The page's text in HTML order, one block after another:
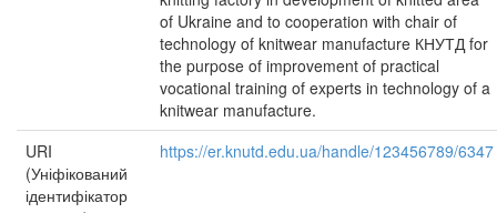
of Ukraine and to cooperation with chair of
technology of knitwear manufacture КНУТД for
the purpose of improvement of practical
vocational training of experts in technology of a
knitwear manufacture.
URI
(Уніфікований
ідентифікатор
https://er.knutd.edu.ua/handle/123456789/6347